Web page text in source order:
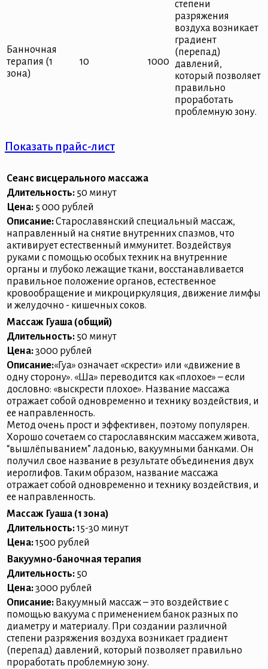
степени
разряжения
воздуха возникает
градиент
(перепад)
давлений,
который позволяет
правильно
проработать
проблемную зону.
Банночная
терапия (1
зона)
10 1000
Показать прайс-лист
Сеанс висцерального массажа
Длительность: 50 минут
Цена: 5 000 рублей
Описание:Старославянский специальный массаж,
направленный на снятие внутренних спазмов, что
активирует естественный иммунитет. Воздействуя
руками с помощью особых техник на внутренние
органы и глубоко лежащие ткани, восстанавливается
правильное положение органов, естественное
кровообращение и микроциркуляция, движение лимфы
и желудочно - кишечных соков.
Массаж Гуаша (общий)
Длительность: 50 минут
Цена:3000 рублей
Описание:«Гуа» означает «скрести» или «движение в
одну сторону». «Ша» переводится как «плохое» – если
дословно: «выскрести плохое». Название массажа
отражает собой одновременно и технику воздействия, и
ее направленность.
Метод очень прост и эффективен, поэтому популярен.
Хорошо сочетаем со старославянским массажем живота,
“вышлёпыванием” ладонью, вакуумными банками. Он
получил свое название в результате объединения двух
иероглифов. Таким образом, название массажа
отражает собой одновременно и технику воздействия, и
ее направленность.
Массаж Гуаша (1 зона)
Длительность:15-30 минут
Цена:1500 рублей
Вакуумно-баночная терапия
Длительность: 50
Цена:3000 рублей
Описание: Вакуумный массаж – это воздействие с
помощью вакуума с применением банок разных по
диаметру и материалу. При создании различной
степени разряжения воздуха возникает градиент
(перепад) давлений, который позволяет правильно
проработать проблемную зону.